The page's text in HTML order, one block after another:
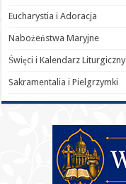
Eucharystia i Adoracja
Nabożeństwa Maryjne
Święci i Kalendarz Liturgiczny
Sakramentalia i Pielgrzymki